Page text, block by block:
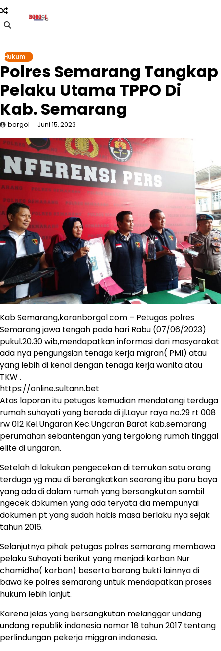
Skip
to
content
Hukum
Polres Semarang Tangkap
Pelaku Utama TPPO Di
Kab. Semarang
borgol Juni 15, 2023
Kab Semarang,koranborgol com – Petugas polres
Semarang jawa tengah pada hari Rabu (07/06/2023)
pukul.20.30 wib,mendapatkan informasi dari masyarakat
ada nya pengungsian tenaga kerja migran( PMI) atau
yang lebih di kenal dengan tenaga kerja wanita atau
TKW .
https://online.sultann.bet
Atas laporan itu petugas kemudian mendatangi terduga
rumah suhayati yang berada di jl.Layur raya no.29 rt 008
rw 012 Kel.Ungaran Kec.Ungaran Barat kab.semarang
perumahan sebantengan yang tergolong rumah tinggal
elite di ungaran.
Setelah di lakukan pengecekan di temukan satu orang
terduga yg mau di berangkatkan seorang ibu paru baya
yang ada di dalam rumah yang bersangkutan sambil
ngecek dokumen yang ada teryata dia mempunyai
dokumen pt yang sudah habis masa berlaku nya sejak
tahun 2016.
Selanjutnya pihak petugas polres semarang membawa
pelaku Suhayati berikut yang menjadi korban Nur
chamidha( korban) beserta barang bukti lainnya di
bawa ke polres semarang untuk mendapatkan proses
hukum lebih lanjut.
Karena jelas yang bersangkutan melanggar undang
undang republik indonesia nomor 18 tahun 2017 tentang
perlindungan pekerja miggran indonesia.